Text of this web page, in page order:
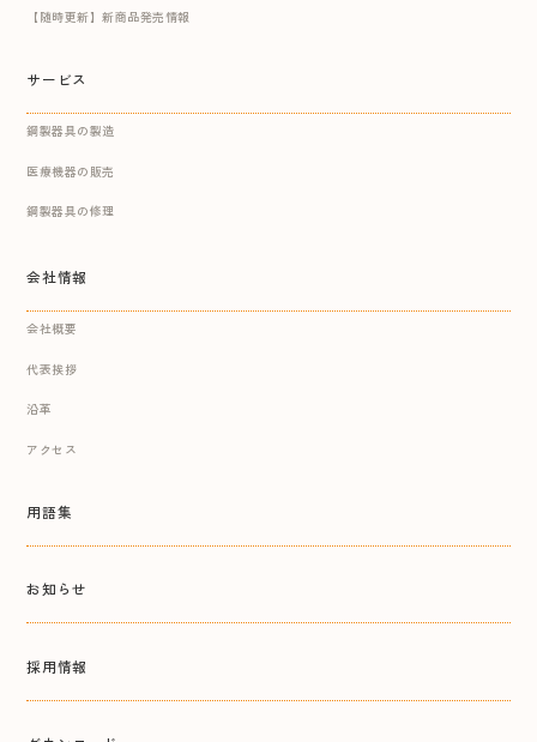
【随時更新】新商品発売情報
サービス
鋼製器具の製造
医療機器の販売
鋼製器具の修理
会社情報
会社概要
代表挨拶
沿革
アクセス
用語集
お知らせ
採用情報